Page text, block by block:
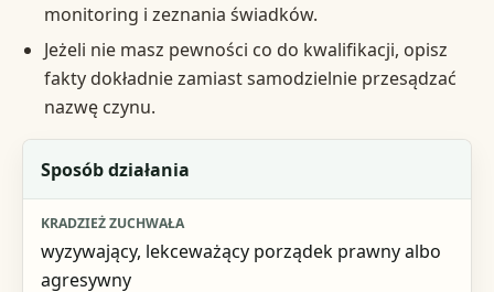
monitoring i zeznania świadków.
Jeżeli nie masz pewności co do kwalifikacji, opisz
fakty dokładnie zamiast samodzielnie przesądzać
nazwę czynu.
Kryterium
Kradzież zuchwała
Kradzież zwykła
Sposób działania
wyzywający, lekceważący porządek prawny albo
agresywny